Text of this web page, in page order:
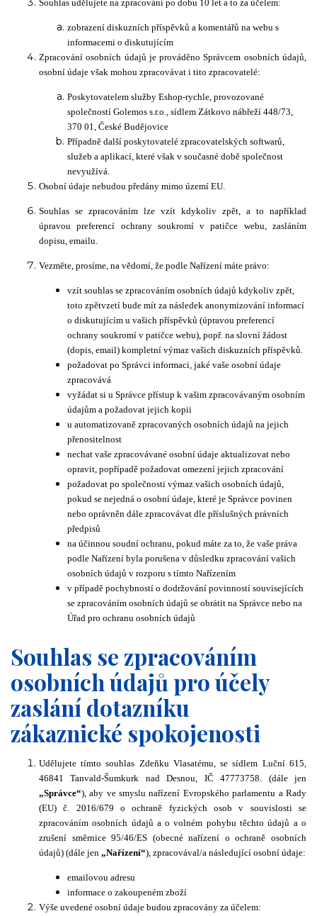
Souhlas udělujete na zpracování po dobu 10 let a to za účelem:
zobrazení diskuzních příspěvků a komentářů na webu s
informacemi o diskutujícím
Zpracování osobních údajů je prováděno Správcem osobních údajů,
osobní údaje však mohou zpracovávat i tito zpracovatelé:
Poskytovatelem služby Eshop-rychle, provozované
společností Golemos s.r.o., sídlem Zátkovo nábřeží 448/73,
370 01, České Budějovice
Případně další poskytovatelé zpracovatelských softwarů,
služeb a aplikací, které však v současné době společnost
nevyužívá.
Osobní údaje nebudou předány mimo území EU.
Souhlas se zpracováním lze vzít kdykoliv zpět, a to například
úpravou preferencí ochrany soukromí v patičce webu, zasláním
dopisu, emailu.
Vezměte, prosíme, na vědomí, že podle Nařízení máte právo:
vzít souhlas se zpracováním osobních údajů kdykoliv zpět,
toto zpětvzetí bude mít za následek anonymizování informací
o diskutujícím u vašich příspěvků (úpravou preferencí
ochrany soukromí v patičce webu), popř. na slovní žádost
(dopis, email) kompletní výmaz vašich diskuzních příspěvků.
požadovat po Správci informaci, jaké vaše osobní údaje
zpracovává
vyžádat si u Správce přístup k vašim zpracovávaným osobním
údajům a požadovat jejich kopii
u automatizovaně zpracovaných osobních údajů na jejich
přenositelnost
nechat vaše zpracovávané osobní údaje aktualizovat nebo
opravit, popřípadě požadovat omezení jejich zpracování
požadovat po společnosti výmaz vašich osobních údajů,
pokud se nejedná o osobní údaje, které je Správce povinen
nebo oprávněn dále zpracovávat dle příslušných právních
předpisů
na účinnou soudní ochranu, pokud máte za to, že vaše práva
podle Nařízení byla porušena v důsledku zpracování vašich
osobních údajů v rozporu s tímto Nařízením
v případě pochybností o dodržování povinností souvisejících
se zpracováním osobních údajů se obrátit na Správce nebo na
Úřad pro ochranu osobních údajů
Souhlas se zpracováním
osobních údajů pro účely
zaslání dotazníku
zákaznické spokojenosti
Udělujete tímto souhlas Zdeňku Vlasatému, se sídlem Luční 615,
46841 Tanvald-Šumkurk nad Desnou, IČ 47773758. (dále jen
„Správce“), aby ve smyslu nařízení Evropského parlamentu a Rady
(EU) č. 2016/679 o ochraně fyzických osob v souvislosti se
zpracováním osobních údajů a o volném pohybu těchto údajů a o
zrušení směrnice 95/46/ES (obecné nařízení o ochraně osobních
údajů) (dále jen „Nařízení“), zpracovával/a následující osobní údaje:
emailovou adresu
informace o zakoupeném zboží
Výše uvedené osobní údaje budou zpracovány za účelem: